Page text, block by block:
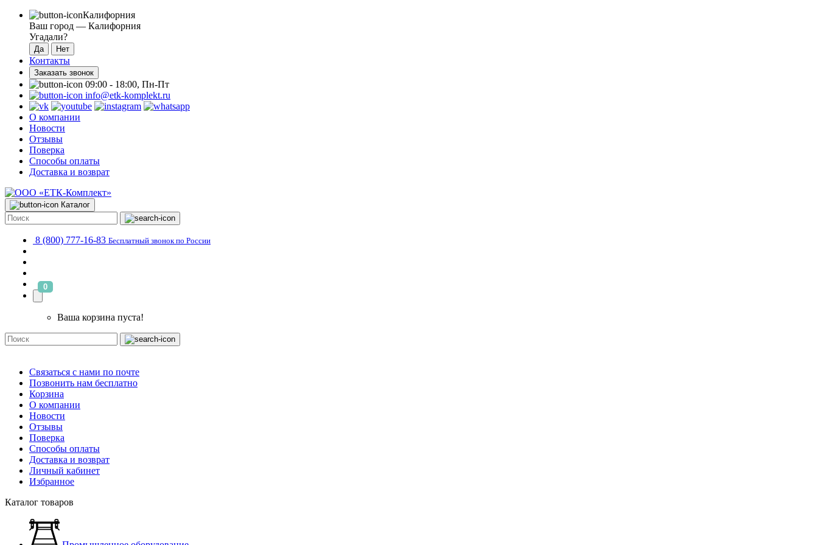
Калифорния
Ваш город — Калифорния
Угадали?
Контакты
Заказать звонок
09:00 - 18:00, Пн-Пт
info@etk-komplekt.ru
О компании
Новости
Отзывы
Поверка
Способы оплаты
Доставка и возврат
Каталог
8 (800) 777-16-83 Бесплатный звонок по России
0
Ваша корзина пуста!
Связаться с нами по почте
Позвонить нам бесплатно
Корзина
О компании
Новости
Отзывы
Поверка
Способы оплаты
Доставка и возврат
Личный кабинет
Избранное
Каталог товаров